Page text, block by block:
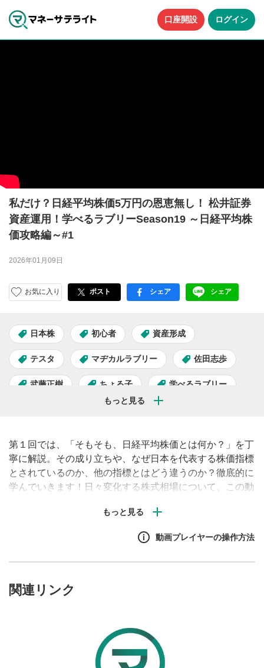
口座開設 ログイン
私だけ？日経平均株価5万円の恩恵無し！ 松井証券
資産運用！学べるラブリーSeason19 ～日経平均株
価攻略編～#1
2026年01月09日
お気に入り ポスト facebook
シェア LINE
シェア
日本株 初心者 資産形成
テスタ マヂカルラブリー 佐田志歩
武藤正樹 ちょる子 学べるラブリー
第１回では、「そもそも、日経平均株価とは何か？」を丁
寧に解説。その成り立ちや、なぜ日本を代表する株価指標
とされているのか、他の指標とはどう違うのか？徹底的に
学んでいきます！日々変化する株式相場について、この動
笑いありの動画セミナーをぜひお楽しみください
動画プレイヤーの操作方法
関連リンク